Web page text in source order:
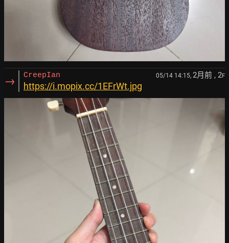
→ CreepIan 05/14 14:15, 2月前 , 2F
https://i.mopix.cc/1EFrWt.jpg